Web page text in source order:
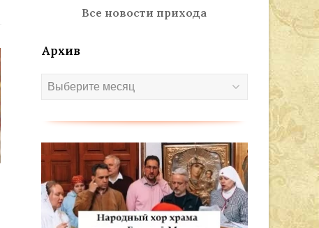
Все новости прихода
Архив
Архив